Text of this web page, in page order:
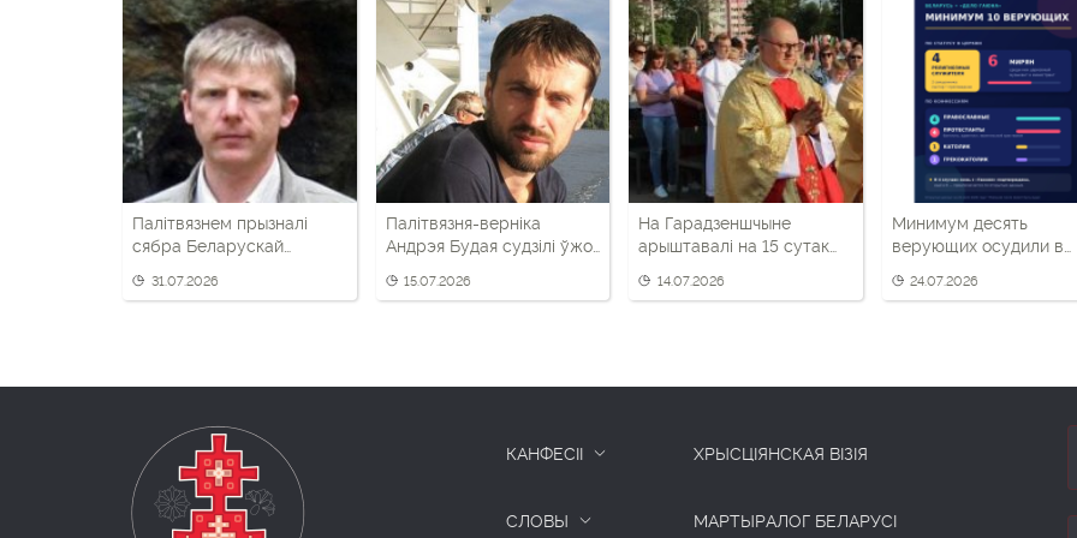
Палітвязнем прызналі
сябра Беларускай
са Слоніма
31.07.2026
Палітвязня-верніка
Андрэя Будая судзілі ўжо
15.07.2026
На Гарадзеншчыне
арыштавалі на 15 сутак
14.07.2026
Минимум десять
верующих осудили в
«Гаюна»
24.07.2026
КАНФЕСІІ
СЛОВЫ
ХРЫСЦІЯНСКАЯ ВІЗІЯ
МАРТЫРАЛОГ БЕЛАРУСІ